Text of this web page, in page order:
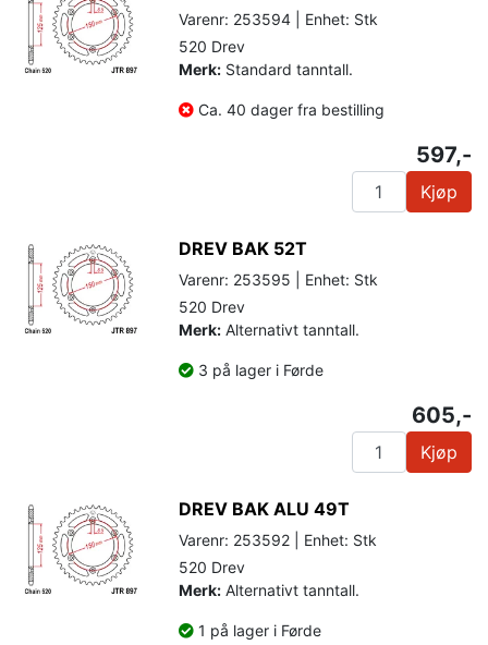
Varenr: 253594 | Enhet: Stk
520 Drev
Merk: Standard tanntall.
Ca. 40 dager fra bestilling
597,-
Kjøp
DREV BAK 52T
Varenr: 253595 | Enhet: Stk
520 Drev
Merk: Alternativt tanntall.
3 på lager i Førde
605,-
Kjøp
DREV BAK ALU 49T
Varenr: 253592 | Enhet: Stk
520 Drev
Merk: Alternativt tanntall.
1 på lager i Førde